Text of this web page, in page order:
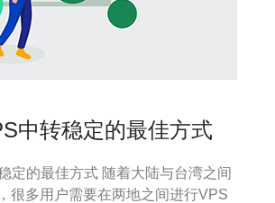
中转稳定的最佳方式
随着大陆与台湾之间
很多用户需要在两地之间进行VPS